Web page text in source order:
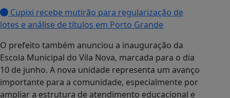
Cupixi recebe mutirão para regularização de
lotes e análise de títulos em Porto Grande
O prefeito também anunciou a inauguração da
Escola Municipal do Vila Nova, marcada para o dia
10 de junho. A nova unidade representa um avanço
importante para a comunidade, especialmente por
ampliar a estrutura de atendimento educacional e